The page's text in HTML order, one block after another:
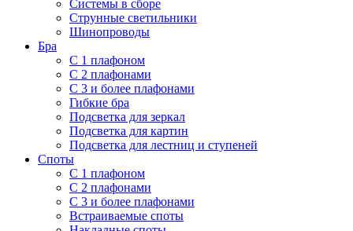
Системы в сборе
Струнные светильники
Шинопроводы
Бра
С 1 плафоном
С 2 плафонами
С 3 и более плафонами
Гибкие бра
Подсветка для зеркал
Подсветка для картин
Подсветка для лестниц и ступеней
Споты
С 1 плафоном
С 2 плафонами
С 3 и более плафонами
Встраиваемые споты